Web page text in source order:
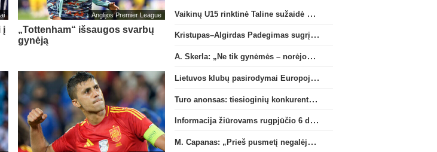
į
Anglijos Premier League
„Tottenham“ išsaugos svarbų
gynėją
Vaikinų U15 rinktinė Taline sužaidė pirmąsias kontrolines rungtynes
Kristupas–Algirdas Padegimas sugrįžta į FC „Hegelmann” B sudėtį
A. Skerla: „Ne tik gynėmės – norėjome atakuoti“
Lietuvos klubų pasirodymai Europoje: patirti pralaimėjimai Kroatijos atstovams
Turo anonsas: tiesioginių konkurentų dvikova Gargžduose
Informacija žiūrovams rugpjūčio 6 d. UEFA rungtynėms
M. Capanas: „Prieš pusmetį negalėjau net įsivaizduoti, kad žaisime prieš „Hajduk“